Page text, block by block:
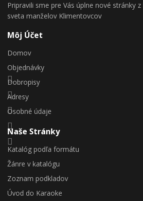
Pripravili sme pre Vás úplne nové stránky
sveta manželov Klimentovcov
Môj Účet
Domov
Objednávky
Dobropisy
Adresy
Osobné údaje
Naše Stránky
Katalóg podľa formátu
Žánre v katalógu
Zoznam podkladov
Úvod do Karaoke